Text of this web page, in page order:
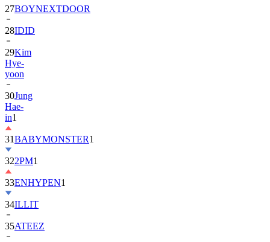
28IDID
29Kim
Hye-
yoon
30Jung
Hae-
in1
31BABYMONSTER
322PM1
33ENHYPEN
34ILLIT
35ATEEZ
36ZEROBASEONE